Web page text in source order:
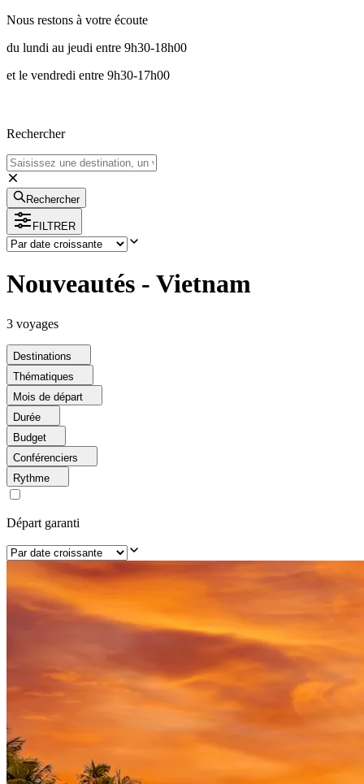
Nous restons à votre écoute
du lundi au jeudi entre 9h30-18h00
et le vendredi entre 9h30-17h00
Rechercher
Rechercher
FILTRER
Nouveautés - Vietnam
3 voyages
Destinations
Thématiques
Mois de départ
Durée
Budget
Conférenciers
Rythme
Départ garanti